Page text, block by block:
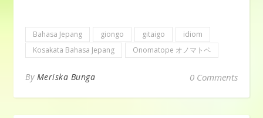
membagikan idiom
dalam bahasa Jepang
Photo by Etienne
Boulanger on Unsplash
1. 虚心坦懐（Kyoshin
Bahasa Jepang giongo gitaigo
idiom
Kosakata Bahasa Jepang
Onomatope オノマトペ
By Meriska Bunga 0 Comments